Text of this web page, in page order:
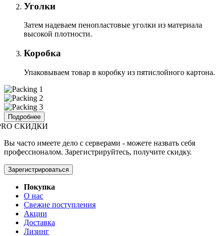
Уголки
Затем надеваем пенопластовые уголки из материала
высокой плотности.
Коробка
Упаковываем товар в коробку из пятислойного картона.
Подробнее
СКИДКИ
Вы часто имеете дело с серверами - можете назвать себя
профессионалом. Зарегистрируйтесь, получите скидку.
Зарегистрироваться
Покупка
О нас
Свежие поступления
Акции
Доставка
Лизинг